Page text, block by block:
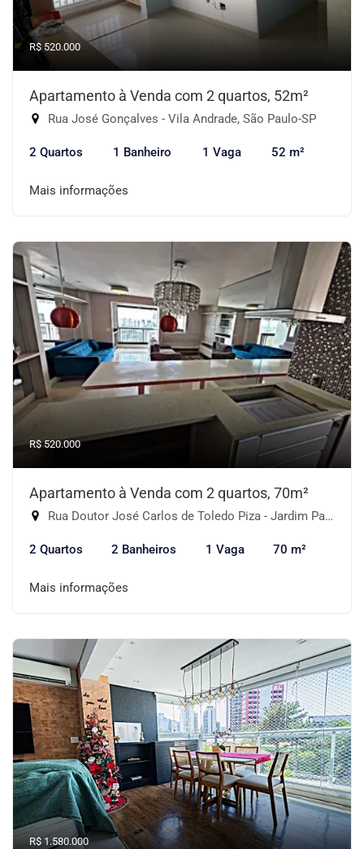
R$ 520.000
Apartamento à Venda com 2 quartos, 52m²
Rua José Gonçalves - Vila Andrade, São Paulo-SP
2 Quartos 1 Banheiro 1 Vaga 52 m²
Mais informações
R$ 520.000
Apartamento à Venda com 2 quartos, 70m²
Rua Doutor José Carlos de Toledo Piza - Jardim Parque Morumbi, São Paulo-SP
2 Quartos 2 Banheiros 1 Vaga 70 m²
Mais informações
R$ 1.580.000